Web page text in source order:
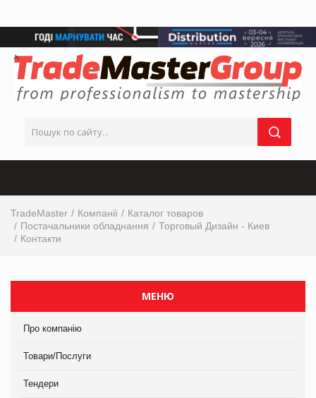
TradeMaster Компанії
Каталог товаров
Постачальники обладнання
Торговый Дизайн - Киев
Контакти
МЕНЮ
Про компанію
Товари/Послуги
Тендери